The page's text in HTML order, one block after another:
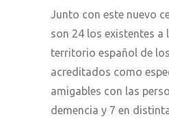
Junto con este nuevo
son 24 los existentes a
territorio español de
acreditados como
amigables con las
demencia y 7 en